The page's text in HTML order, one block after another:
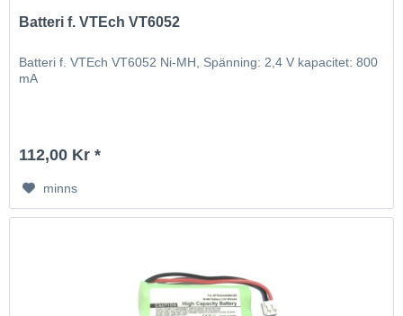
Batteri f. VTEch VT6052
Batteri f. VTEch VT6052 Ni-MH, Spänning: 2,4 V kapacitet: 800
mA
112,00 Kr *
minns